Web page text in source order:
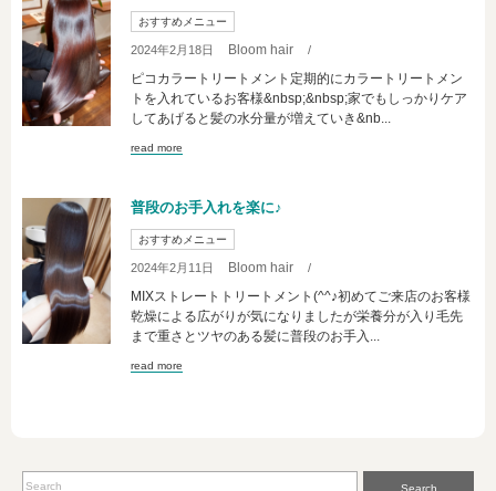
おすすめメニュー
2024年2月18日 Bloom hair /
ピコカラートリートメント定期的にカラートリートメン
トを入れているお客様&nbsp;&nbsp;家でもしっかりケア
してあげると髪の水分量が増えていき&nb...
read more
普段のお手入れを楽に♪
おすすめメニュー
2024年2月11日 Bloom hair /
MIXストレートトリートメント(^^♪初めてご来店のお客様
乾燥による広がりが気になりましたが栄養分が入り毛先
まで重さとツヤのある髪に普段のお手入...
read more
Search